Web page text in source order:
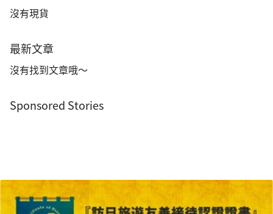
沒有現貨
最新文章
沒有找到文章哦～
Sponsored Stories